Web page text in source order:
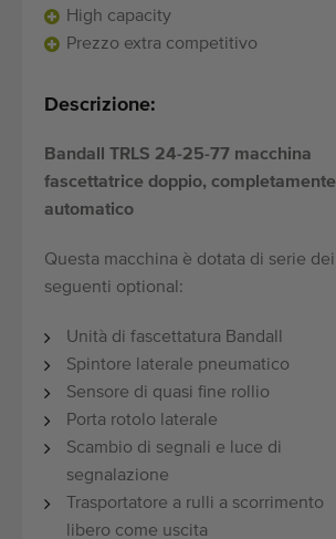
High capacity
Prezzo extra competitivo
Descrizione:
Bandall TRLS 24-25-77 macchina
fascettatrice doppio, completamente
automatico
Questa macchina è dotata di serie dei
seguenti optional:
Unità di fascettatura Bandall
Spintore laterale pneumatico
Sensore di quasi fine rollio
Porta rotolo laterale
Scambio di segnali e luce di
segnalazione
Trasportatore a rulli a scorrimento
libero come uscita